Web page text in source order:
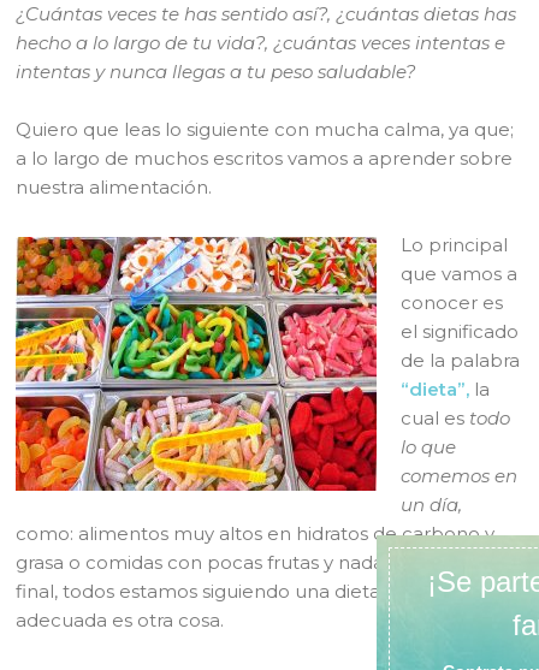
¿Cuántas veces te has sentido así?, ¿cuántas dietas has
hecho a lo largo de tu vida?, ¿cuántas veces intentas e
intentas y nunca llegas a tu peso saludable?
Quiero que leas lo siguiente con mucha calma, ya que;
a lo largo de muchos escritos vamos a aprender sobre
nuestra alimentación.
Lo principal
que vamos a
conocer es
el significado
de la palabra
“dieta”, la
cual es todo
lo que
comemos en
un día,
como: alimentos muy altos en hidratos de carbono y
grasa o comidas con pocas frutas y nada de verduras. Al
final, todos estamos siguiendo una dieta, que no sea la
adecuada es otra cosa.